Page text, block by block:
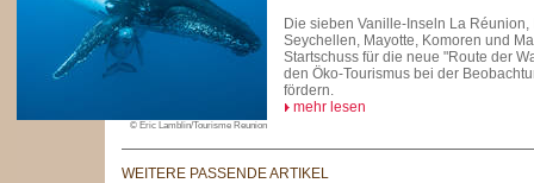
© Eric Lamblin/Tourisme Reunion
Die sieben Vanille-Inseln La
Seychellen, Mayotte, Komoren und
Startschuss für die neue "Route der
den Öko-Tourismus bei der
fördern.
mehr lesen
WEITERE PASSENDE ARTIKEL